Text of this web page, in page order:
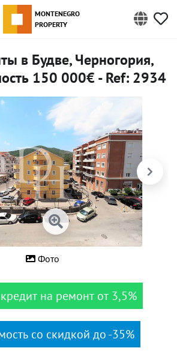
MONTENEGRO
PROPERTY
в Будве, Черногория,
150 000€ - Ref: 2934
Фото
на ремонт от 3,5%
со скидкой до -35%